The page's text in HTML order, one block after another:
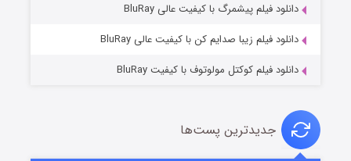
دانلود فیلم پیشمرگ با کیفیت عالی BluRay
دانلود فیلم زیبا صدایم کن با کیفیت عالی BluRay
دانلود فیلم کوکتل مولوتوف با کیفیت BluRay
جدیدترین پست‌ها